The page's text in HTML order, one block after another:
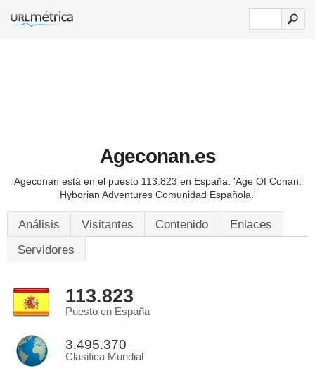
Ageconan.es
Ageconan está en el puesto 113.823 en España. 'Age Of Conan:
Hyborian Adventures Comunidad Española.'
Análisis Visitantes Contenido
Enlaces
Servidores
113.823
Puesto en España
3.495.370
Clasifica Mundial